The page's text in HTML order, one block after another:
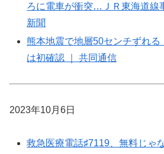
ろに電車が衝突…ＪＲ東海道線
新聞
熊本地震で地層50センチずれ
は初確認 ｜ 共同通信
2023年10月6日
救急医療電話♯7119、無料じ